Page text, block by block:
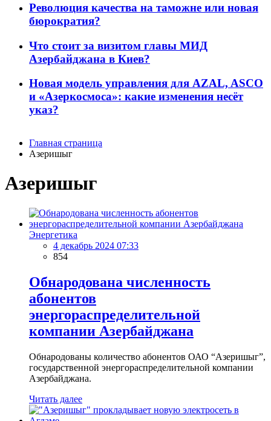
Революция качества на таможне или новая
бюрократия?
Что стоит за визитом главы МИД
Азербайджана в Киев?
Новая модель управления для AZAL, ASCO
и «Азеркосмоса»: какие изменения несёт
указ?
Главная страница
Азеришыг
Азеришыг
Энергетика
4 декабрь 2024 07:33
854
Обнародована численность
абонентов
энергораспределительной
компании Азербайджана
Обнародованы количество абонентов ОАО “Азеришыг”,
государственной энергораспределительной компании
Азербайджана.
Читать далее